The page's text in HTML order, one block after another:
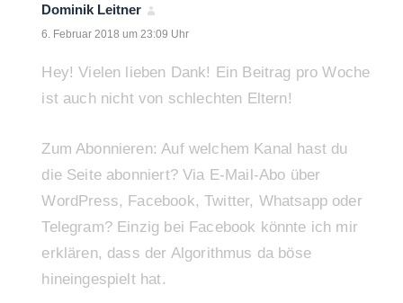
Dominik Leitner
6. Februar 2018 um 23:09 Uhr
Hey! Vielen lieben Dank! Ein Beitrag pro Woche
ist auch nicht von schlechten Eltern!
Zum Abonnieren: Auf welchem Kanal hast du
die Seite abonniert? Via E-Mail-Abo über
WordPress, Facebook, Twitter, Whatsapp oder
Telegram? Einzig bei Facebook könnte ich mir
erklären, dass der Algorithmus da böse
hineingespielt hat.